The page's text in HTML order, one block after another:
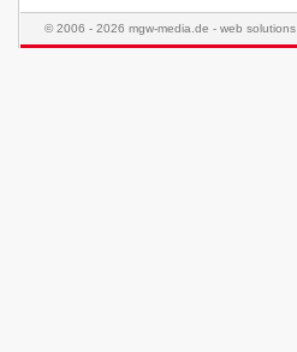
© 2006 - 2026 mgw-media.de - web solutions